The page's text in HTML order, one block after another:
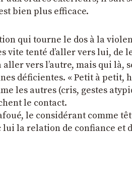
bien plus efficace.
qui tourne le dos à la
tenté dʼaller vers lui, de
vers lʼautre, mais qui là,
déficientes. « Petit à petit,
les autres (cris, gestes
le contact.
le considérant comme
la relation de confiance et